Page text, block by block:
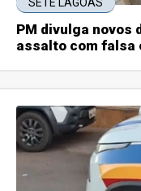
PM divulga novos
assalto com falsa